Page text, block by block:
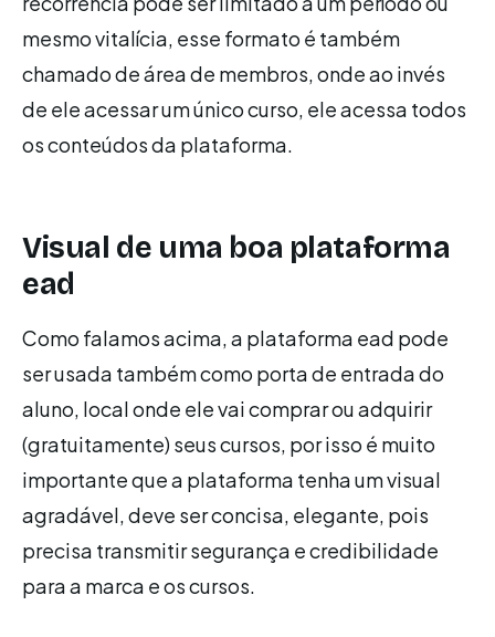
mesmo vitalícia, esse formato é também
chamado de área de membros, onde ao invés
de ele acessar um único curso, ele acessa todos
os conteúdos da plataforma.
Visual de uma boa plataforma
ead
Como falamos acima, a plataforma ead pode
ser usada também como porta de entrada do
aluno, local onde ele vai comprar ou adquirir
(gratuitamente) seus cursos, por isso é muito
importante que a plataforma tenha um visual
agradável, deve ser concisa, elegante, pois
precisa transmitir segurança e credibilidade
para a marca e os cursos.